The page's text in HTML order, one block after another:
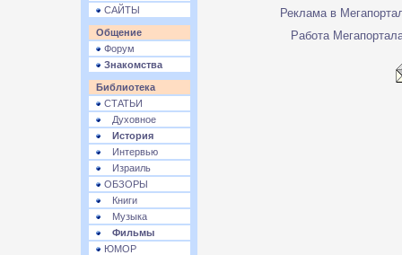
САЙТЫ
Общение
Форум
Знакомства
Библиотека
СТАТЬИ
Духовное
История
Интервью
Израиль
ОБЗОРЫ
Книги
Музыка
Фильмы
ЮМОР
Реклама в
Работа